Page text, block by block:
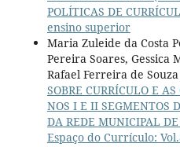
POLÍTICAS DE
ensino superior
Maria Zuleide da Costa
Pereira Soares, Gessica
Rafael Ferreira de
SOBRE CURRÍCULO E
NOS I E II SEGMENTOS
DA REDE MUNICIPAL DE
Espaço do Currículo: